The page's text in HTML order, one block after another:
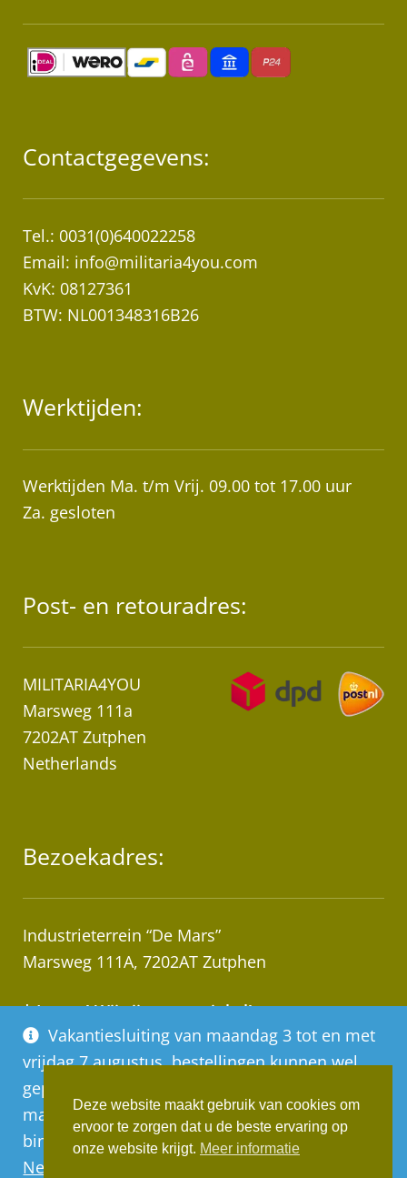
Vakantiesluiting van maandag 3 tot en met
vrijdag 7 augustus, bestellingen kunnen wel
geplaatst worden, deze worden vanaf
maandag 10 augustus op volgorde van
binnenkomst verwerkt
Negeren
Contactgegevens:
Tel.: 0031(0)640022258
Email: info@militaria4you.com
KvK: 08127361
BTW: NL001348316B26
Werktijden:
Werktijden Ma. t/m Vrij. 09.00 tot 17.00 uur
Za. gesloten
Post- en retouradres:
MILITARIA4YOU
Marsweg 111a
7202AT Zutphen
Netherlands
Bezoekadres:
Industrieterrein “De Mars”
Marsweg 111A, 7202AT Zutphen
* Let op! Wij zijn geen winkel!
Afhalen van bestellingen op afspraak!
Deze website maakt gebruik van cookies om
ervoor te zorgen dat u de beste ervaring op
onze website krijgt. Meer informatie